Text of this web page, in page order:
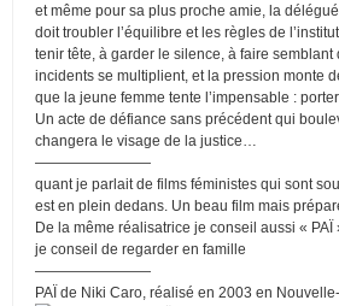
et même pour sa plus proche amie, la
doit troubler l’équilibre et les règles de
tenir tête, à garder le silence, à faire
incidents se multiplient, et la pression monte
que la jeune femme tente l’impensable :
Un acte de défiance sans précédent qui
changera le visage de la justice…
————————
quant je parlait de films féministes qui sont
est en plein dedans. Un beau film mais
De la même réalisatrice je conseil aussi «
je conseil de regarder en famille
————————
PAÏ de Niki Caro, réalisé en 2003 en